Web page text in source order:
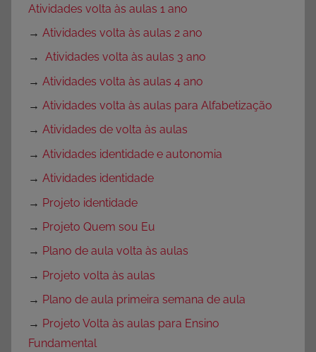
Atividades volta às aulas 1 ano
→ Atividades volta às aulas 2 ano
→ Atividades volta às aulas 3 ano
→ Atividades volta às aulas 4 ano
→ Atividades volta às aulas para Alfabetização
→ Atividades de volta às aulas
→ Atividades identidade e autonomia
→ Atividades identidade
→ Projeto identidade
→ Projeto Quem sou Eu
→ Plano de aula volta às aulas
→ Projeto volta às aulas
→ Plano de aula primeira semana de aula
→ Projeto Volta às aulas para Ensino
Fundamental